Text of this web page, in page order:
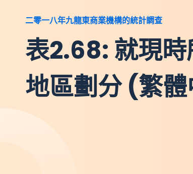
二零一八年九龍東商業機構的統計調查
表2.68: 就現
地區劃分 (繁